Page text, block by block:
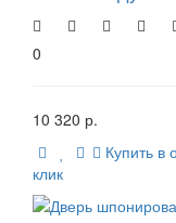
0
10 320 р.
Купить в
клик